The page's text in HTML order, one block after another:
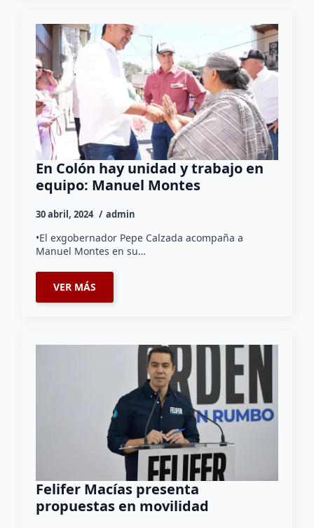
En Colón hay unidad y trabajo en
equipo: Manuel Montes
30 abril, 2024 admin
•El exgobernador Pepe Calzada acompaña a
Manuel Montes en su…
VER MÁS
Felifer Macías presenta
propuestas en movilidad